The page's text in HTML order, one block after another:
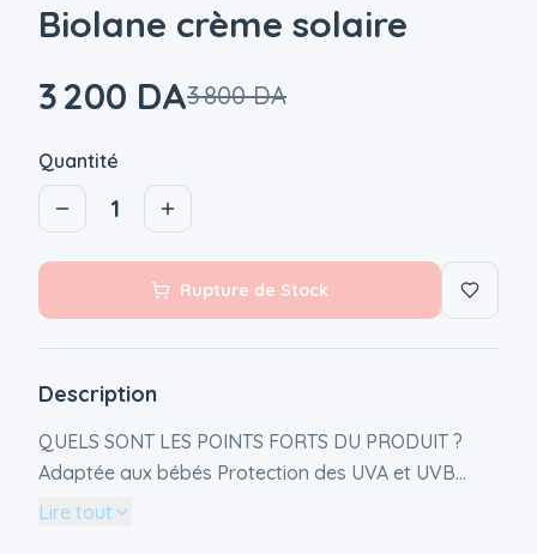
Biolane crème solaire
3 200 DA
| 3 800 DA
Quantité
1
Rupture de Stock
Description
QUELS SONT LES POINTS FORTS DU PRODUIT ?
Adaptée aux bébés Protection des UVA et UVB
Fabriquée en France Formule testée cliniquement
Lire tout